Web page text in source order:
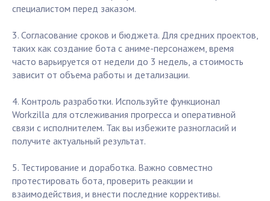
специалистом перед заказом.
3. Согласование сроков и бюджета. Для средних проектов,
таких как создание бота с аниме-персонажем, время
часто варьируется от недели до 3 недель, а стоимость
зависит от объема работы и детализации.
4. Контроль разработки. Используйте функционал
Workzilla для отслеживания прогресса и оперативной
связи с исполнителем. Так вы избежите разногласий и
получите актуальный результат.
5. Тестирование и доработка. Важно совместно
протестировать бота, проверить реакции и
взаимодействия, и внести последние коррективы.